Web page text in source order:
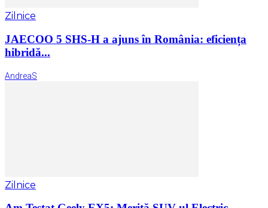
Zilnice
JAECOO 5 SHS-H a ajuns în România: eficiența
hibridă...
AndreaS
Zilnice